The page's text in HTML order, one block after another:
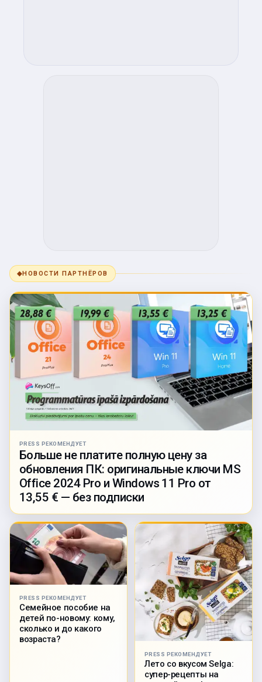
◆НОВОСТИ ПАРТНЁРОВ
PRESS РЕКОМЕНДУЕТ
Больше не платите полную цену за
обновления ПК: оригинальные ключи MS
Office 2024 Pro и Windows 11 Pro от
13,55 € — без подписки
PRESS РЕКОМЕНДУЕТ
Семейное пособие на
детей по-новому: кому,
сколько и до какого
возраста?
PRESS РЕКОМЕНДУЕТ
Лето со вкусом Selga:
супер-рецепты на